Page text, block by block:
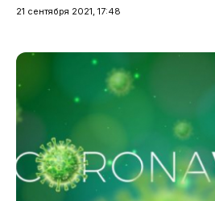
21 сентября 2021, 17:48